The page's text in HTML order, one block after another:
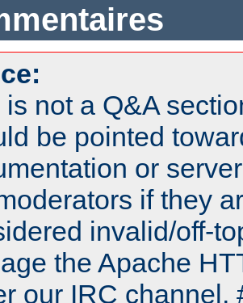
not a Q&A
be pointed
or
if they
invalid/off-
the Apache
our IRC channel,